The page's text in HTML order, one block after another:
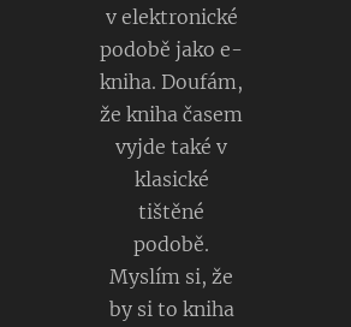
v elektronické
podobě jako e-
kniha. Doufám,
že kniha časem
vyjde také v
klasické
tištěné
podobě.
Myslím si, že
by si to kniha